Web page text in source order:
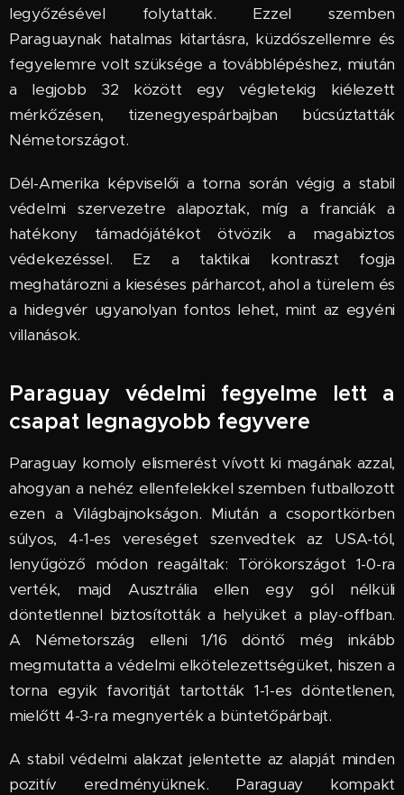
legyőzésével folytattak. Ezzel szemben
Paraguaynak hatalmas kitartásra, küzdőszellemre és
fegyelemre volt szüksége a továbblépéshez, miután
a legjobb 32 között egy végletekig kiélezett
mérkőzésen, tizenegyespárbajban búcsúztatták
Németországot.
Dél-Amerika képviselői a torna során végig a stabil
védelmi szervezetre alapoztak, míg a franciák a
hatékony támadójátékot ötvözik a magabiztos
védekezéssel. Ez a taktikai kontraszt fogja
meghatározni a kieséses párharcot, ahol a türelem és
a hidegvér ugyanolyan fontos lehet, mint az egyéni
villanások.
Paraguay védelmi fegyelme lett a
csapat legnagyobb fegyvere
Paraguay komoly elismerést vívott ki magának azzal,
ahogyan a nehéz ellenfelekkel szemben futballozott
ezen a Világbajnokságon. Miután a csoportkörben
súlyos, 4-1-es vereséget szenvedtek az USA-tól,
lenyűgöző módon reagáltak: Törökországot 1-0-ra
verték, majd Ausztrália ellen egy gól nélküli
döntetlennel biztosították a helyüket a play-offban.
A Németország elleni 1/16 döntő még inkább
megmutatta a védelmi elkötelezettségüket, hiszen a
torna egyik favoritját tartották 1-1-es döntetlenen,
mielőtt 4-3-ra megnyerték a büntetőpárbajt.
A stabil védelmi alakzat jelentette az alapját minden
pozitív eredményüknek. Paraguay kompakt